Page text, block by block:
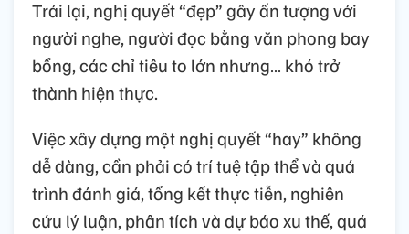
Trái lại, nghị quyết “đẹp” gây ấn tượng với
người nghe, người đọc bằng văn phong bay
bổng, các chỉ tiêu to lớn nhưng… khó trở
thành hiện thực.
Việc xây dựng một nghị quyết “hay” không
dễ dàng, cần phải có trí tuệ tập thể và quá
trình đánh giá, tổng kết thực tiễn, nghiên
cứu lý luận, phân tích và dự báo xu thế, quá